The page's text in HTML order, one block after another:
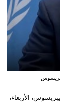
الأربعاء،